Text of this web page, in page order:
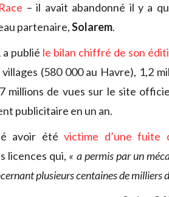
– il avait abandonné il y a
partenaire,Solarem.
a publié le bilan chiffré de son
(580 000 au Havre), 1,2
millions de vues sur le site
publicitaire en un an.
avoir étévictime d’une fuite
licences qui, « a permis par un
plusieurs centaines de milliers